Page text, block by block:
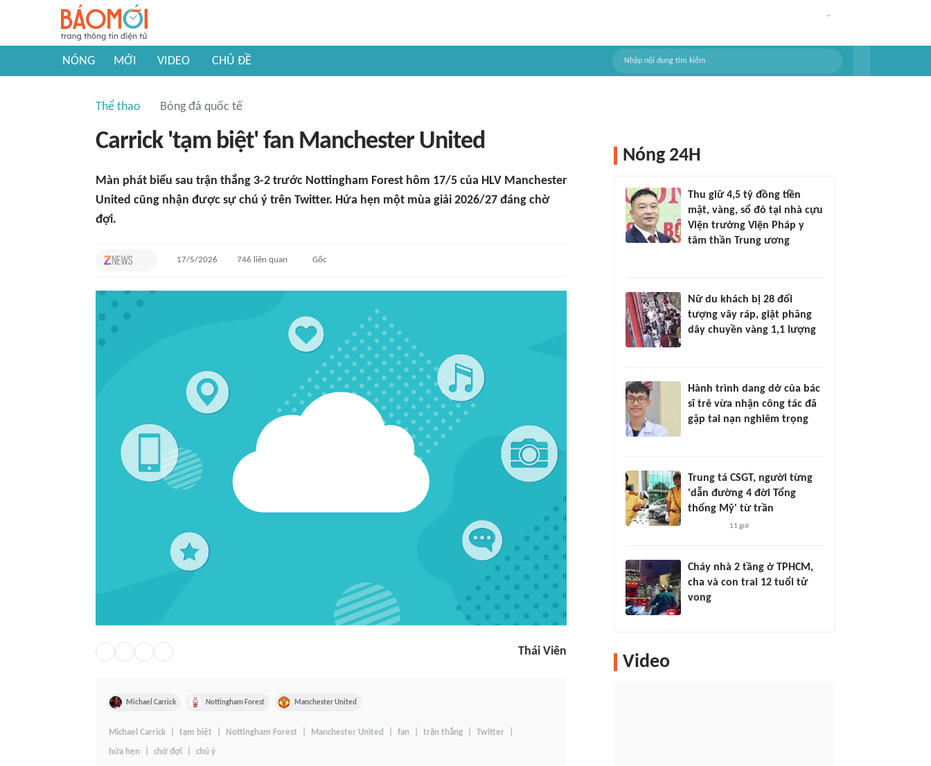
NÓNG MỚI VIDEO CHỦ ĐỀ
Thể thao Bóng đá quốc tế
Carrick 'tạm biệt' fan Manchester United
Màn phát biểu sau trận thắng 3-2 trước Nottingham Forest hôm 17/5 của HLV Manchester
United cũng nhận được sự chú ý trên Twitter. Hứa hẹn một mùa giải 2026/27 đáng chờ
đợi.
17/5/2026 746 liên quan Gốc
Thái Viên
Michael Carrick Nottingham Forest Manchester United
Michael Carrick tạm biệt Nottingham Forest Manchester United fan trận thắng Twitter
hứa hẹn chờ đợi chú ý
Nóng 24H
Thu giữ 4,5 tỷ đồng tiền
mặt, vàng, sổ đỏ tại nhà cựu
Viện trưởng Viện Pháp y
tâm thần Trung ương
Nữ du khách bị 28 đối
tượng vây ráp, giật phăng
dây chuyền vàng 1,1 lượng
Hành trình dang dở của bác
sĩ trẻ vừa nhận công tác đã
gặp tai nạn nghiêm trọng
Trung tá CSGT, người từng
'dẫn đường 4 đời Tổng
thống Mỹ' từ trần
11 giờ
Cháy nhà 2 tầng ở TPHCM,
cha và con trai 12 tuổi tử
vong
Video